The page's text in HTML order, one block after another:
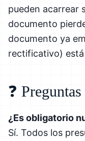
pueden acarrear
documento
documento ya
rectificativo)
❓
¿Es obligatorio
Sí. Todos los